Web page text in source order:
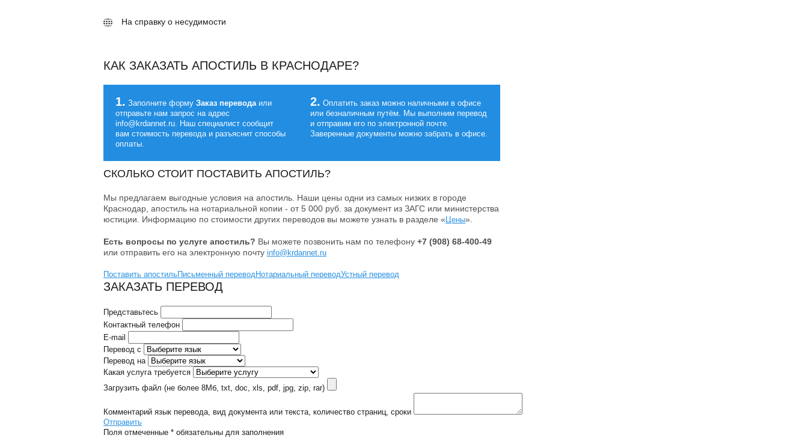
На справку о несудимости
КАК ЗАКАЗАТЬ АПОСТИЛЬ В КРАСНОДАРЕ?
1. Заполните форму Заказ переводаили
отправьте нам запрос на адрес
info@krdannet.ru. Наш специалист сообщит
вам стоимость перевода и разъяснит способы
оплаты.
2. Оплатить заказ можно наличными в офисе
или безналичным путём. Мы выполним перевод
и отправим его по электронной почте.
Заверенные документы можно забрать в офисе.
СКОЛЬКО СТОИТ ПОСТАВИТЬ АПОСТИЛЬ?
Мы предлагаем выгодные условия на апостиль. Наши цены одни из самых низких в городе
Краснодар, апостиль на нотариальной копии - от 5 000 руб. за документ из ЗАГС или министерства
юстиции. Информацию по стоимости других переводов вы можете узнать в разделе « Цены».
Есть вопросы по услуге апостиль? Вы можете позвонить нам по телефону +7 (908) 68-400-49
или отправить его на электронную почту info@krdannet.ru
Поставить апостильПисьменный переводНотариальный переводУстный перевод
ЗАКАЗАТЬ ПЕРЕВОД
Представьтесь
Контактный телефон
E-mail
Перевод с
Перевод на
Какая услуга требуется
Загрузить файл (не более 8Mб, txt, doc, xls, pdf, jpg, zip, rar)
Комментарий язык перевода, вид документа или текста, количество страниц, сроки
Отправить
Поля отмеченные * обязательны для заполнения